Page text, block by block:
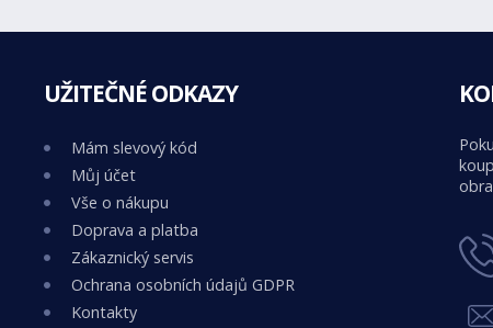
UŽITEČNÉ ODKAZY
Mám slevový kód
Můj účet
Vše o nákupu
Doprava a platba
Zákaznický servis
Ochrana osobních údajů GDPR
Kontakty